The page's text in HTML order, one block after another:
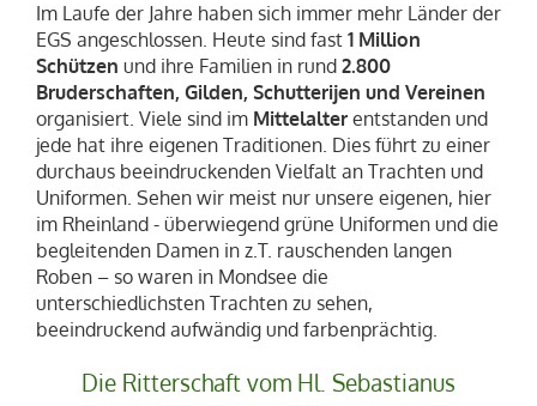
Im Laufe der Jahre haben sich immer mehr Länder der
EGS angeschlossen. Heute sind fast 1 Million
Schützen und ihre Familien in rund 2.800
Bruderschaften, Gilden, Schutterijen und Vereinen
organisiert. Viele sind im Mittelalter entstanden und
jede hat ihre eigenen Traditionen. Dies führt zu einer
durchaus beeindruckenden Vielfalt an Trachten und
Uniformen. Sehen wir meist nur unsere eigenen, hier
im Rheinland - überwiegend grüne Uniformen und die
begleitenden Damen in z.T. rauschenden langen
Roben – so waren in Mondsee die
unterschiedlichsten Trachten zu sehen,
beeindruckend aufwändig und farbenprächtig.
Die Ritterschaft vom Hl. Sebastianus